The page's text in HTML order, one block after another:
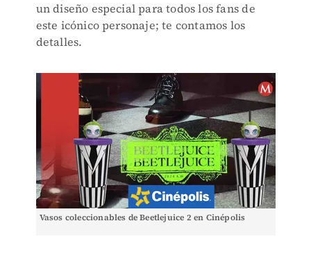
un diseño especial para todos los fans de
este icónico personaje; te contamos los
detalles.
Vasos coleccionables de Beetlejuice 2 en Cinépolis